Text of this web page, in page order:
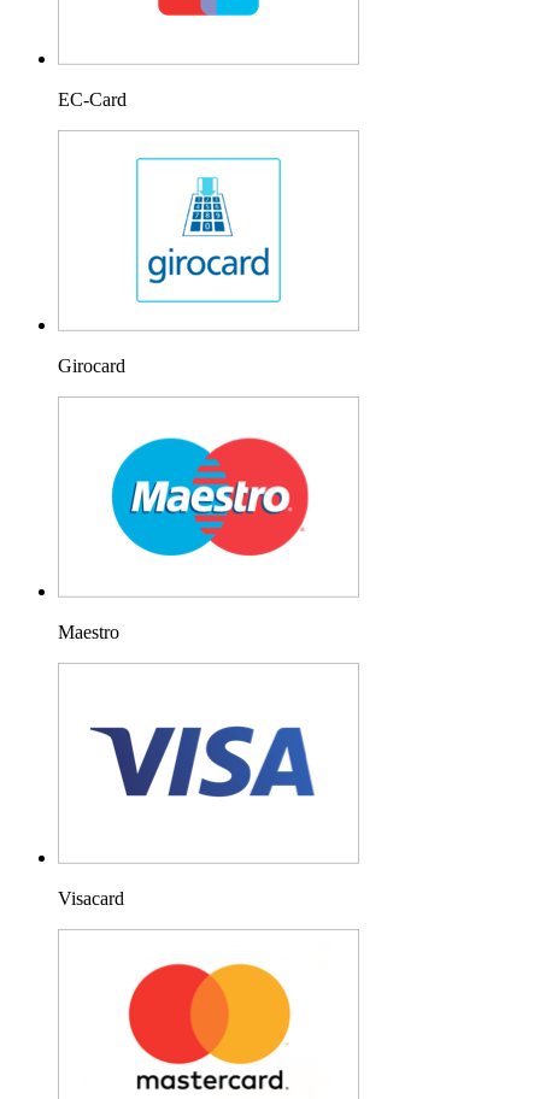
EC-Card
Girocard
Maestro
Visacard